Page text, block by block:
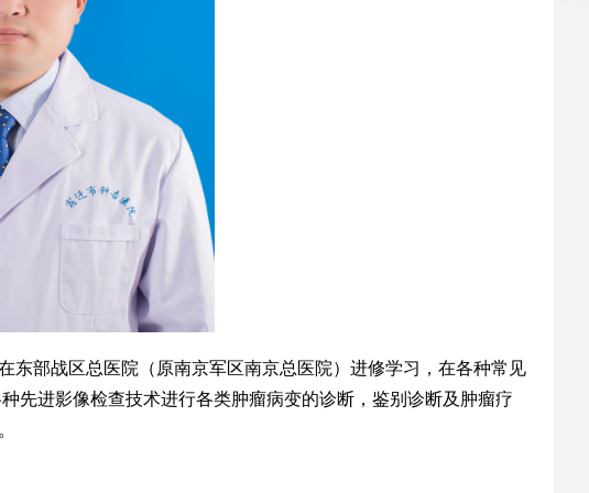
东部战区总医院（原南京军区南京总医院）进修学习，在各种常见
先进影像检查技术进行各类肿瘤病变的诊断，鉴别诊断及肿瘤疗